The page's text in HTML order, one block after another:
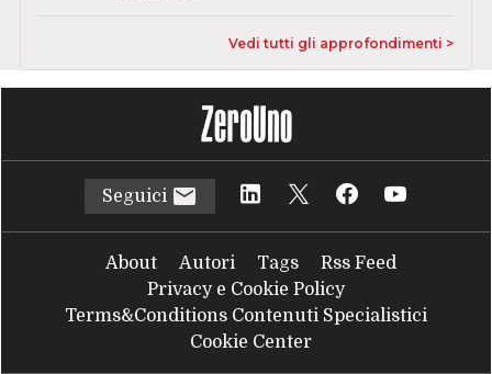
Vedi tutti gli approfondimenti >
Seguici
About Autori Tags
Rss Feed
Privacy e Cookie Policy
Terms&Conditions Contenuti Specialistici
Cookie Center